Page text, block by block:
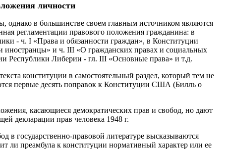
личности
однако в большинстве своем главным источником являются
регламентации правового положения гражданина: в
- ч. I «Права и обязанности граждан», в Конституции
и ч. III «О гражданских правах и социальных
Республики Либерии - гл. III «Основные права» и т.д.
конституции в самостоятельный раздел, который тем не
первые десять поправок к Конституции США (Билль о
касающиеся демократических прав и свобод, но дают
декларации прав человека 1948 г.
в государственно-правовой литературе высказываются
ли преамбула к конституции нормативный характер или ее